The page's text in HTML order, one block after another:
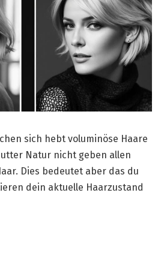
sich hebt voluminöse Haare
Natur nicht geben allen
Dies bedeutet aber das du
dein aktuelle Haarzustand